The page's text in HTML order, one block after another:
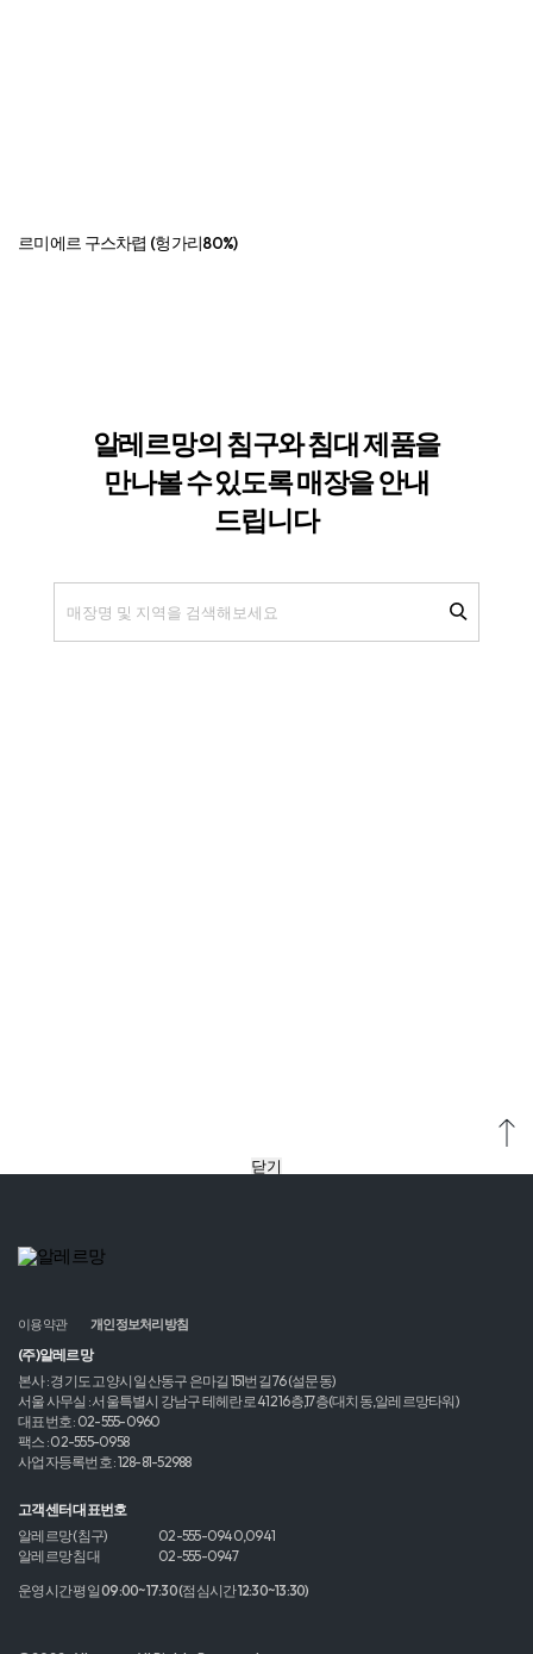
르미에르 구스차렵 (헝가리80%)
알레르망의 침구와 침대 제품을
만나볼 수있도록 매장을 안내
드립니다
닫기
이용약관 개인정보처리방침
(주)알레르망
본사 : 경기도 고양시 일산동구 은마길 151번길 76 (설문동)
서울 사무실 : 서울특별시 강남구 테헤란로 412 16층,17층(대치동,알레르망타워)
대표번호 : 02-555-0960
팩스 : 02-555-0958
사업자등록번호 : 128-81-52988
고객센터 대표번호
알레르망 (침구)
02-555-0940,0941
알레르망 침대
02-555-0947
운영시간 평일 09:00~17:30 (점심시간 12:30~13:30)